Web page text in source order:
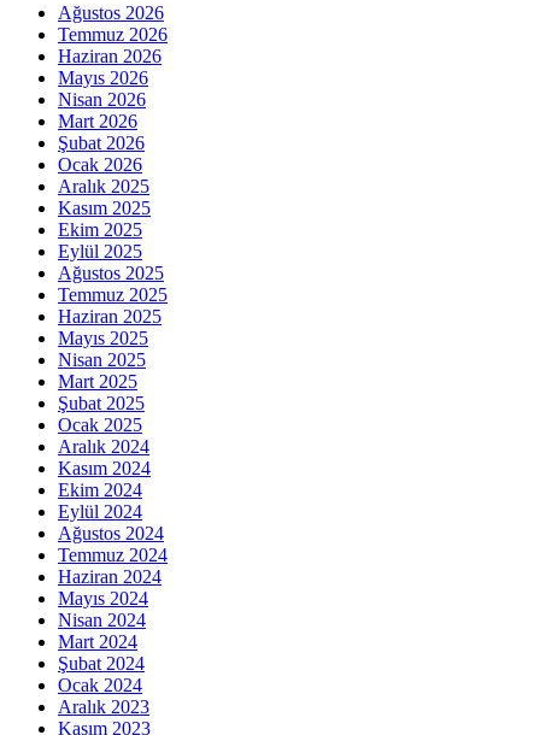
Ağustos 2026
Temmuz 2026
Haziran 2026
Mayıs 2026
Nisan 2026
Mart 2026
Şubat 2026
Ocak 2026
Aralık 2025
Kasım 2025
Ekim 2025
Eylül 2025
Ağustos 2025
Temmuz 2025
Haziran 2025
Mayıs 2025
Nisan 2025
Mart 2025
Şubat 2025
Ocak 2025
Aralık 2024
Kasım 2024
Ekim 2024
Eylül 2024
Ağustos 2024
Temmuz 2024
Haziran 2024
Mayıs 2024
Nisan 2024
Mart 2024
Şubat 2024
Ocak 2024
Aralık 2023
Kasım 2023